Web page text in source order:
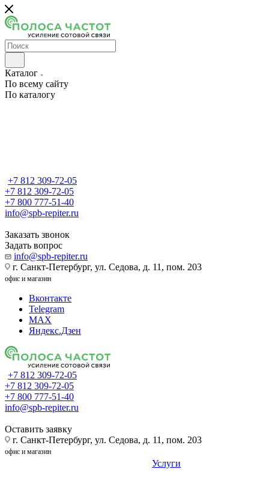
Каталог
По всему сайту
По каталогу
+7 812 309-72-05
+7 812 309-72-05
+7 800 777-51-40
info@spb-repiter.ru
Заказать звонок
Задать вопрос
info@spb-repiter.ru
г. Санкт-Петербург, ул. Седова, д. 11, пом. 203
офис и магазин
Вконтакте
Telegram
MAX
Яндекс.Дзен
+7 812 309-72-05
+7 812 309-72-05
+7 800 777-51-40
info@spb-repiter.ru
Оставить заявку
г. Санкт-Петербург, ул. Седова, д. 11, пом. 203
офис и магазин
Услуги